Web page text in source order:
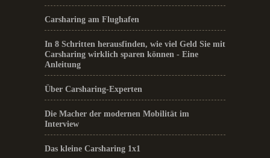
Carsharing am Flughafen
In 8 Schritten herausfinden, wie viel Geld Sie mit
Carsharing wirklich sparen können - Eine
Anleitung
Über Carsharing-Experten
Die Macher der modernen Mobilität im
Interview
Das kleine Carsharing 1x1